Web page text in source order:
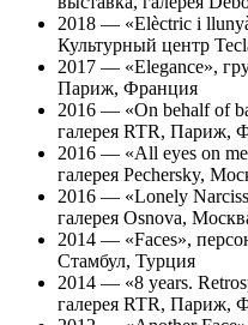
2018 — «Elèctric i
Культурный центр
2017 — «Elegance»,
Париж, Франция
2016 — «On behalf of
галерея RTR, Париж,
2016 — «All eyes on
галерея Pechersky,
2016 — «Lonely
галерея Osnova,
2014 — «Faces»,
Стамбул, Турция
2014 — «8 years.
галерея RTR, Париж,